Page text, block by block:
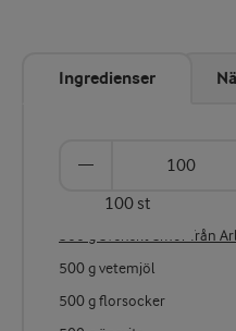
Ingredienser
100 st
500 g Svenskt Smör från
500 g vetemjöl
500 g florsocker